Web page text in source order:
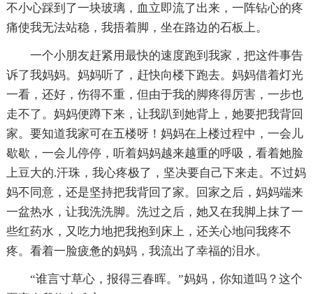
不小心踩到了一块玻璃，血立即流了出来，一阵钻心的疼
痛使我无法站稳，我捂着脚，坐在路边的石板上。
一个小朋友赶紧用最快的速度跑到我家，把这件事告
诉了我妈妈。妈妈听了，赶快向楼下跑去。妈妈借着灯光
一看，还好，伤得不重，但由于我的脚疼得厉害，一步也
走不了。妈妈便蹲下来，让我趴到她背上，她要把我背回
家。要知道我家可在五楼呀！妈妈在上楼过程中，一会儿
歇歇，一会儿停停，听着妈妈越来越重的呼吸，看着她脸
上豆大的.汗珠，我心疼极了，坚决要自己下来走。不过妈
妈不同意，还是坚持把我背回了家。回家之后，妈妈端来
一盆热水，让我洗洗脚。洗过之后，她又在我脚上抹了一
些红药水，又吃力地把我抱到床上，还关心地问我疼不
疼。看着一脸疲惫的妈妈，我流出了幸福的泪水。
“谁言寸草心，报得三春晖。”妈妈，你知道吗？这个